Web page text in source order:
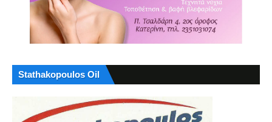
Stathakopoulos Oil